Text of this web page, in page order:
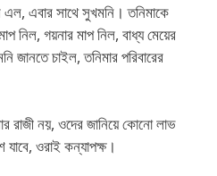
এবার সাথে সুখমনি। তনিমাকে
নিল, গয়নার মাপ নিল, বাধ্য মেয়ের
জানতে চাইল, তনিমার পরিবারের
রাজী নয়, ওদের জানিয়ে কোনো লাভ
ওরাই কন্যাপক্ষ।